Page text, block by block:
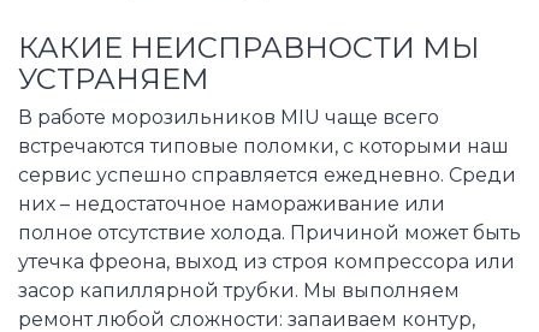
КАКИЕ НЕИСПРАВНОСТИ МЫ
УСТРАНЯЕМ
В работе морозильников MIU чаще всего
встречаются типовые поломки, с которыми наш
сервис успешно справляется ежедневно. Среди
них – недостаточное намораживание или
полное отсутствие холода. Причиной может быть
утечка фреона, выход из строя компрессора или
засор капиллярной трубки. Мы выполняем
ремонт любой сложности: запаиваем контур,